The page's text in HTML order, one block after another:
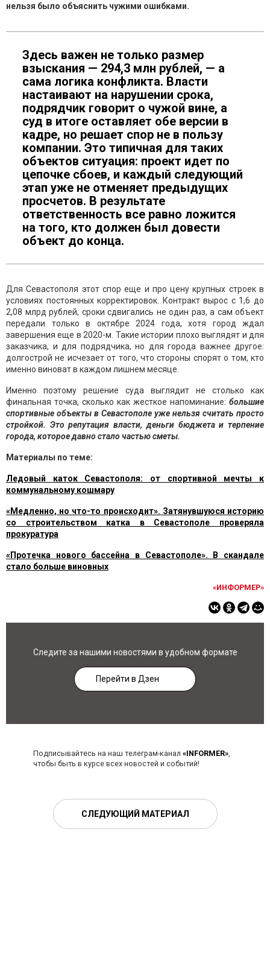
нельзя было объяснить чужими ошибками.
Здесь важен не только размер
взыскания — 294,3 млн рублей, — а
сама логика конфликта. Власти
настаивают на нарушении срока,
подрядчик говорит о чужой вине, а
суд в итоге оставляет обе версии в
кадре, но решает спор не в пользу
компании. Это типичная для таких
объектов ситуация: проект идет по
цепочке сбоев, и каждый следующий
этап уже не отменяет предыдущих
просчетов. В результате
ответственность все равно ложится
на того, кто должен был довести
объект до конца.
Для Севастополя этот спор еще и про цену крупных строек в
условиях постоянных корректировок. Контракт вырос с 1,6 до
2,08 млрд рублей, сроки сдвигались не один раз, а сам объект
передали только в октябре 2024 года, хотя город ждал
завершения еще в 2020-м. Такие истории плохо выглядят и для
заказчика, и для подрядчика, но для города важнее другое:
долгострой не исчезает от того, что стороны спорят о том, кто
именно виноват в каждом лишнем месяце.
Именно поэтому решение суда выглядит не столько как
финальная точка, сколько как жесткое напоминание: большие
спортивные объекты в Севастополе уже нельзя считать просто
стройкой. Это репутация власти, деньги бюджета и терпение
города, которое давно стало частью сметы.
Материалы по теме:
Ледовый каток Севастополя: от спортивной мечты к
коммунальному кошмару
«Медленно, но что-то происходит». Затянувшуюся историю
со строительством катка в Севастополе проверяла
прокуратура
«Протечка нового бассейна в Севастополе». В скандале
стало больше виновных
«ИНФОРМЕР»
Следите за нашими новостями в удобном формате
Перейти в Дзен
Подписывайтесь на наш телеграм-канал «INFORMER»,
чтобы быть в курсе всех новостей и событий!
СЛЕДУЮЩИЙ МАТЕРИАЛ